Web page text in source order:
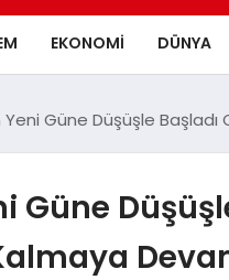
EKONOMI DÜNYA
Yeni Güne Düşüşle
Güne